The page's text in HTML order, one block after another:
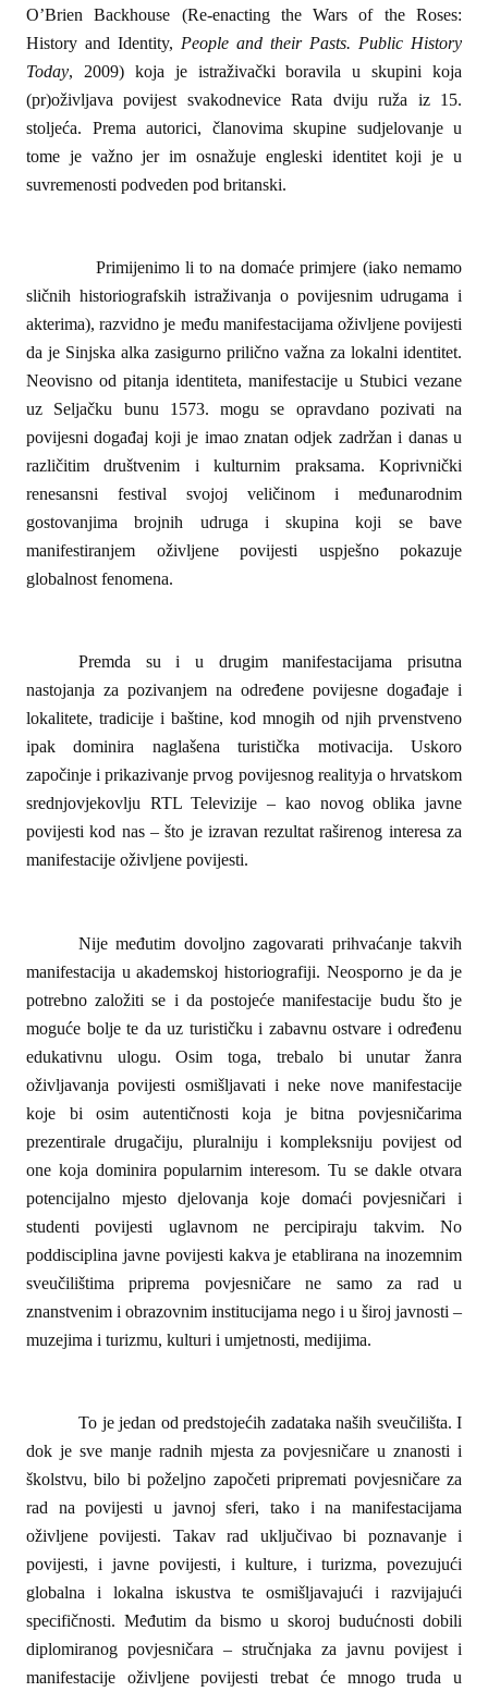
OʼBrien Backhouse (Re-enacting the Wars of the Roses:
History and Identity, People and their Pasts. Public History
Today, 2009) koja je istraživački boravila u skupini koja
(pr)oživljava povijest svakodnevice Rata dviju ruža iz 15.
stoljeća. Prema autorici, članovima skupine sudjelovanje u
tome je važno jer im osnažuje engleski identitet koji je u
suvremenosti podveden pod britanski.
Primijenimo li to na domaće primjere (iako nemamo
sličnih historiografskih istraživanja o povijesnim udrugama i
akterima), razvidno je među manifestacijama oživljene povijesti
da je Sinjska alka zasigurno prilično važna za lokalni identitet.
Neovisno od pitanja identiteta, manifestacije u Stubici vezane
uz Seljačku bunu 1573. mogu se opravdano pozivati na
povijesni događaj koji je imao znatan odjek zadržan i danas u
različitim društvenim i kulturnim praksama. Koprivnički
renesansni festival svojoj veličinom i međunarodnim
gostovanjima brojnih udruga i skupina koji se bave
manifestiranjem oživljene povijesti uspješno pokazuje
globalnost fenomena.
Premda su i u drugim manifestacijama prisutna
nastojanja za pozivanjem na određene povijesne događaje i
lokalitete, tradicije i baštine, kod mnogih od njih prvenstveno
ipak dominira naglašena turistička motivacija. Uskoro
započinje i prikazivanje prvog povijesnog realityja o hrvatskom
srednjovjekovlju RTL Televizije – kao novog oblika javne
povijesti kod nas – što je izravan rezultat raširenog interesa za
manifestacije oživljene povijesti.
Nije međutim dovoljno zagovarati prihvaćanje takvih
manifestacija u akademskoj historiografiji. Neosporno je da je
potrebno založiti se i da postojeće manifestacije budu što je
moguće bolje te da uz turističku i zabavnu ostvare i određenu
edukativnu ulogu. Osim toga, trebalo bi unutar žanra
oživljavanja povijesti osmišljavati i neke nove manifestacije
koje bi osim autentičnosti koja je bitna povjesničarima
prezentirale drugačiju, pluralniju i kompleksniju povijest od
one koja dominira popularnim interesom. Tu se dakle otvara
potencijalno mjesto djelovanja koje domaći povjesničari i
studenti povijesti uglavnom ne percipiraju takvim. No
poddisciplina javne povijesti kakva je etablirana na inozemnim
sveučilištima priprema povjesničare ne samo za rad u
znanstvenim i obrazovnim institucijama nego i u široj javnosti –
muzejima i turizmu, kulturi i umjetnosti, medijima.
To je jedan od predstojećih zadataka naših sveučilišta. I
dok je sve manje radnih mjesta za povjesničare u znanosti i
školstvu, bilo bi poželjno započeti pripremati povjesničare za
rad na povijesti u javnoj sferi, tako i na manifestacijama
oživljene povijesti. Takav rad uključivao bi poznavanje i
povijesti, i javne povijesti, i kulture, i turizma, povezujući
globalna i lokalna iskustva te osmišljavajući i razvijajući
specifičnosti. Međutim da bismo u skoroj budućnosti dobili
diplomiranog povjesničara – stručnjaka za javnu povijest i
manifestacije oživljene povijesti trebat će mnogo truda u